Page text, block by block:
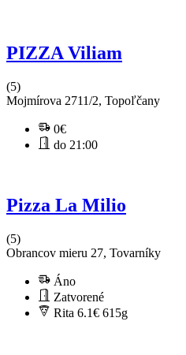
PIZZA Viliam
(5)
Mojmírova 2711/2, Topoľčany
0€
do 21:00
Pizza La Milio
(5)
Obrancov mieru 27, Tovarníky
Áno
Zatvorené
Rita 6.1€ 615g